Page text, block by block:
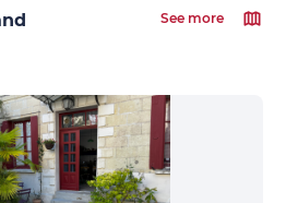
See more